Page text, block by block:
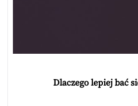
Dlaczego lepiej bać